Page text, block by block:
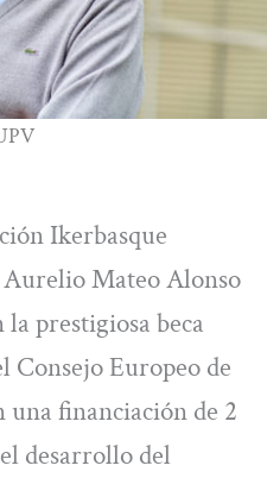
Ikerbasque
Mateo Alonso
prestigiosa beca
Consejo Europeo de
financiación de 2
desarrollo del